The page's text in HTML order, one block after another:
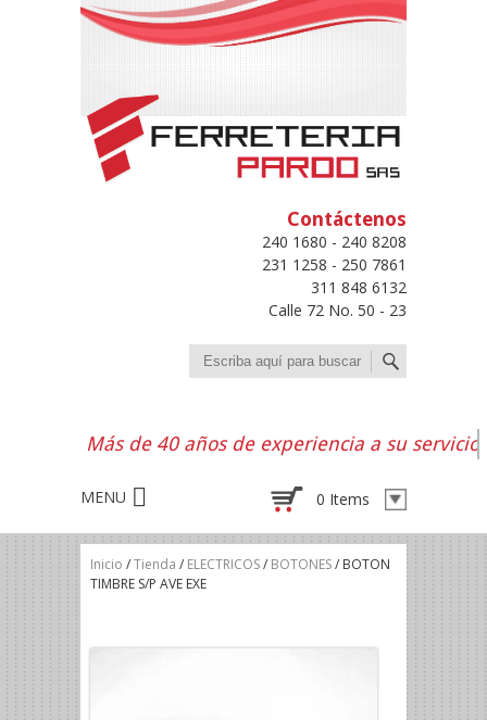
Contáctenos
240 1680 - 240 8208
231 1258 - 250 7861
311 848 6132
Calle 72 No. 50 - 23
Buscar
Más de 40 años de experiencia a su servicio
0 Items
Inicio /Tienda / ELECTRICOS/ BOTONES/ BOTON
TIMBRE S/P AVE EXE